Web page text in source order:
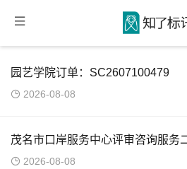
园艺学院订单：SC2607100479
2026-08-08
茂名市口岸服务中心评审咨询服务
2026-08-08